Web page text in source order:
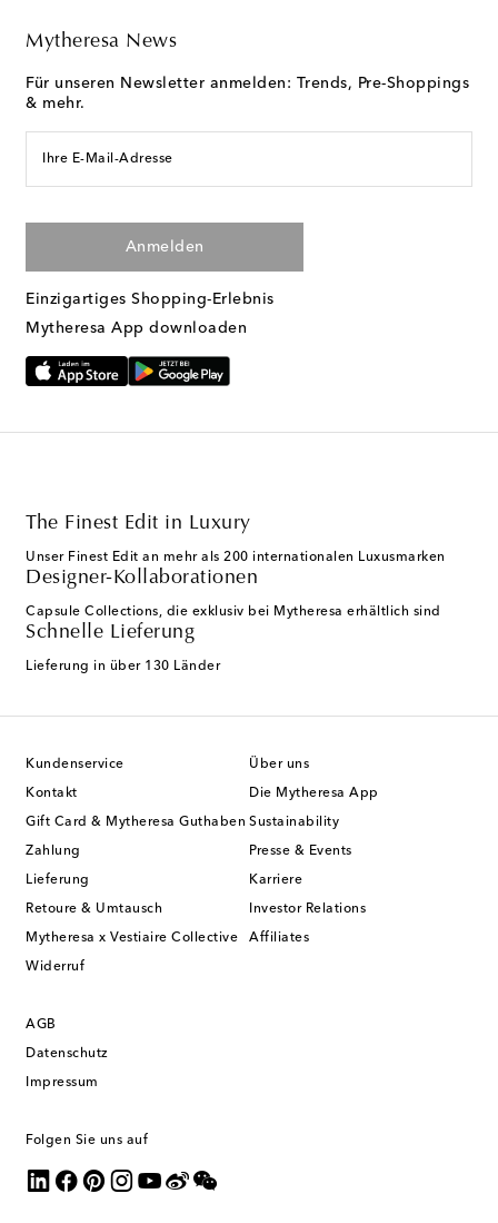
Mytheresa News
Für unseren Newsletter anmelden: Trends, Pre-Shoppings
& mehr.
Ihre E-Mail-Adresse
Anmelden
Einzigartiges Shopping-Erlebnis
Mytheresa App downloaden
The Finest Edit in Luxury
Unser Finest Edit an mehr als 200 internationalen Luxusmarken
Designer-Kollaborationen
Capsule Collections, die exklusiv bei Mytheresa erhältlich sind
Schnelle Lieferung
Lieferung in über 130 Länder
Kundenservice
Kontakt
Gift Card & Mytheresa Guthaben
Zahlung
Lieferung
Retoure & Umtausch
Mytheresa x Vestiaire Collective
Widerruf
Über uns
Die Mytheresa App
Sustainability
Presse & Events
Karriere
Investor Relations
Affiliates
AGB
Datenschutz
Impressum
Folgen Sie uns auf